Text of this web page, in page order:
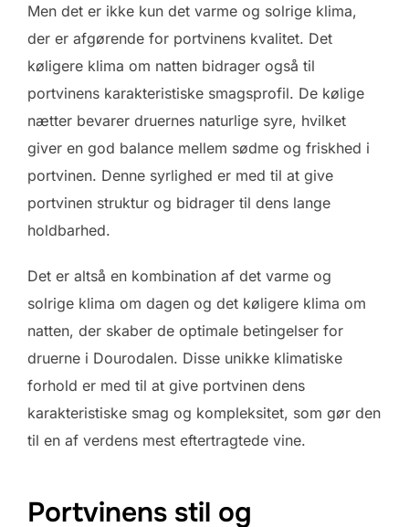
Men det er ikke kun det varme og solrige klima,
der er afgørende for portvinens kvalitet. Det
køligere klima om natten bidrager også til
portvinens karakteristiske smagsprofil. De kølige
nætter bevarer druernes naturlige syre, hvilket
giver en god balance mellem sødme og friskhed i
portvinen. Denne syrlighed er med til at give
portvinen struktur og bidrager til dens lange
holdbarhed.
Det er altså en kombination af det varme og
solrige klima om dagen og det køligere klima om
natten, der skaber de optimale betingelser for
druerne i Dourodalen. Disse unikke klimatiske
forhold er med til at give portvinen dens
karakteristiske smag og kompleksitet, som gør den
til en af verdens mest eftertragtede vine.
Portvinens stil og